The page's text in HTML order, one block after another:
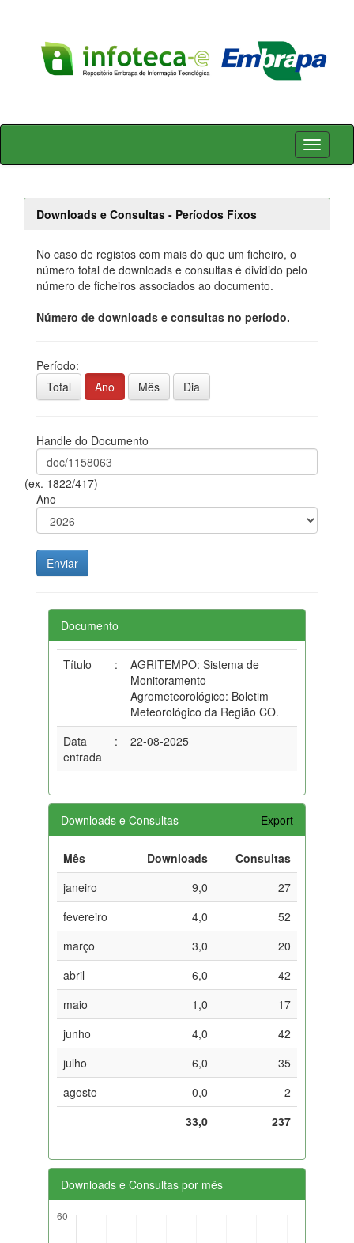
Skip
Downloads e Consultas - Períodos Fixos
No caso de registos com mais do que um ficheiro, o
número total de downloads e consultas é dividido pelo
número de ficheiros associados ao documento.
Número de downloads e consultas no período.
Período:
Total
Ano Mês Dia
Handle do Documento
(ex. 1822/417)
Ano
Documento
Título :
AGRITEMPO: Sistema de
Monitoramento
Agrometeorológico: Boletim
Meteorológico da Região CO.
Data
entrada
: 22-08-2025
Downloads e Consultas Export
Mês Downloads
Consultas
janeiro
9,0
27
fevereiro
4,0
52
março
3,0
20
abril
6,0
42
maio
1,0
17
junho
4,0
42
julho
6,0
35
agosto
0,0
2
33,0
237
Downloads e Consultas por mês